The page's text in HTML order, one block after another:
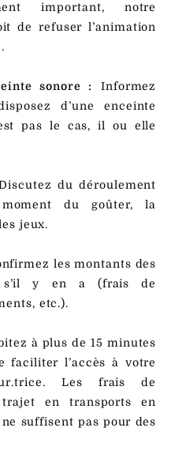
important, notre
de refuser l’animation
sonore :
Informez
d’une enceinte
pas le cas, il ou elle
du déroulement
du goûter, la
jeux.
les montants des
s’il y en a (frais de
etc.).
à plus de 15 minutes
faciliter l’accès à votre
Les frais de
en transports en
suffisent pas pour des